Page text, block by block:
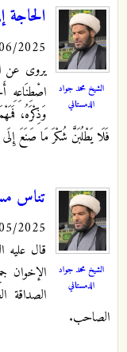
الشيخ محمد جواد
الدمستاني
الحاجة
- 11:51
يروى عن
اصْطِنَاعِهِ
وَذِكْرَهُ،
فَلَا يَطْلُبَنَّ شُكْرَ مَا صَنَعَ
الشيخ محمد جواد
الدمستاني
تناس
- 21:28
قال
الإخوان
الصداقة
الصاحب.